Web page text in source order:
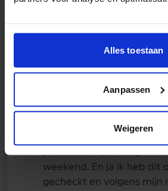
Alles toestaan
Aanpassen
Weigeren
Musashi
Aaaargh dan plan ik
weekend. En ja ik heb dit
gecheckt en volgens mijn